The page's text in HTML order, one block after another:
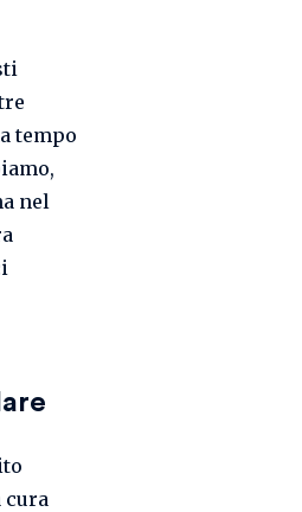
tempo
nel
cura